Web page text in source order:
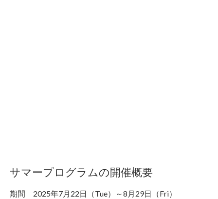
サマープログラムの開催概要
期間 2025年7月22日（Tue）～8月29日（Fri）